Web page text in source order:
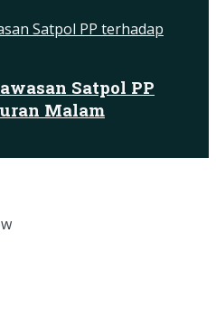
Satpol PP
Malam